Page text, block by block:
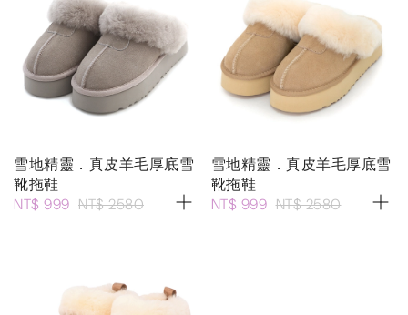
雪地精靈．真皮羊毛厚底雪
靴拖鞋
NT$ 999 NT$ 2580
雪地精靈．真皮羊毛厚底雪
靴拖鞋
NT$ 999 NT$ 2580